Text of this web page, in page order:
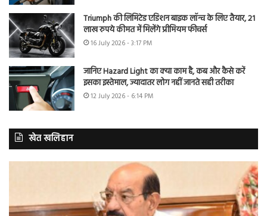
Triumph की लिमिटेड एडिशन बाइक लॉन्च के लिए तैयार, 21
लाख रुपये कीमत में मिलेंगे प्रीमियम फीचर्स
16 July 2026 - 3:17 PM
जानिए Hazard Light का क्या काम है, कब और कैसे करें
इसका इस्तेमाल, ज्यादातर लोग नहीं जानते सही तरीका
12 July 2026 - 6:14 PM
खेत खलिहान